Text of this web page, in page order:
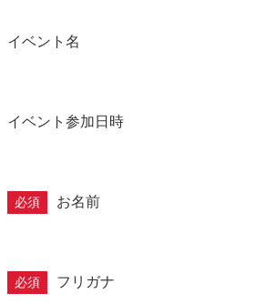
イベント名
イベント参加日時
必須 お名前
必須 フリガナ